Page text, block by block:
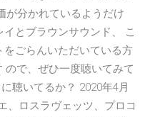
が分かれているようだけ
とブラウンサウンド、 こ
ごらんいただいている方
ので、ぜひ一度聴いてみて
聴いてるか？ 2020年4月
、ロスラヴェッツ、プロコ